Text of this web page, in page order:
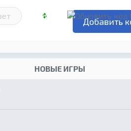
НОВЫЕ ИГРЫ